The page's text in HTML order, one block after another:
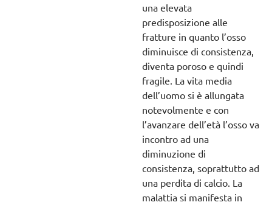
una elevata
predisposizione alle
fratture in quanto l’osso
diminuisce di consistenza,
diventa poroso e quindi
fragile. La vita media
dell’uomo si è allungata
notevolmente e con
l’avanzare dell’età l’osso va
incontro ad una
diminuzione di
consistenza, soprattutto ad
una perdita di calcio. La
malattia si manifesta in